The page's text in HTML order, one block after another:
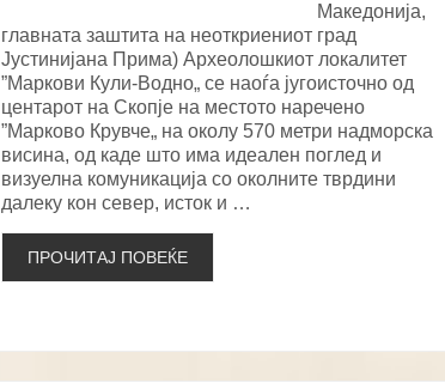
Македонија,
главната заштита на неоткриениот град
Јустинијана Прима) Археолошкиот локалитет
”Маркови Кули-Водно„ се наоѓа југоисточно од
центарот на Скопје на местото наречено
”Марково Крувче„ на околу 570 метри надморска
висина, од каде што има идеален поглед и
визуелна комуникација со околните тврдини
далеку кон север, исток и …
ПРОЧИТАЈ ПОВЕЌЕ